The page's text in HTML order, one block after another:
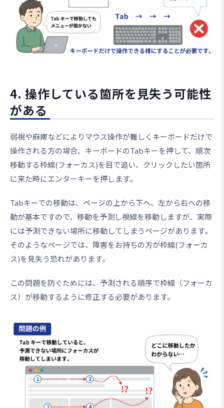
4. 操作している箇所を見失う可能性
がある
弱視や麻痺などによりマウス操作が難しくキーボードだけで
操作される方の場合、キーボードのTabキーを押して、順次
移動する枠線(フォーカス)を目で追い、クリックしたい箇所
に来た時にエンターキーを押します。
Tabキーでの移動は、ページの上から下へ、左から右への移
動が基本ですので、移動を予測し視線を移動しますが、実際
には予測できない場所に移動してしまうページがあります。
そのようなページでは、障害をお持ちの方が枠線(フォーカ
ス)を見失う恐れがあります。
この問題を防ぐためには、予測される順序で枠線（フォーカ
ス）が移動するように修正する必要があります。